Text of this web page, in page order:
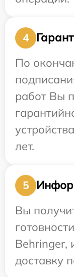
4
По
работ Вы
лет.
5
Вы
Behringer,
доставку